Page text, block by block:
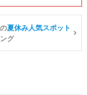
夏休み人気スポット
グ